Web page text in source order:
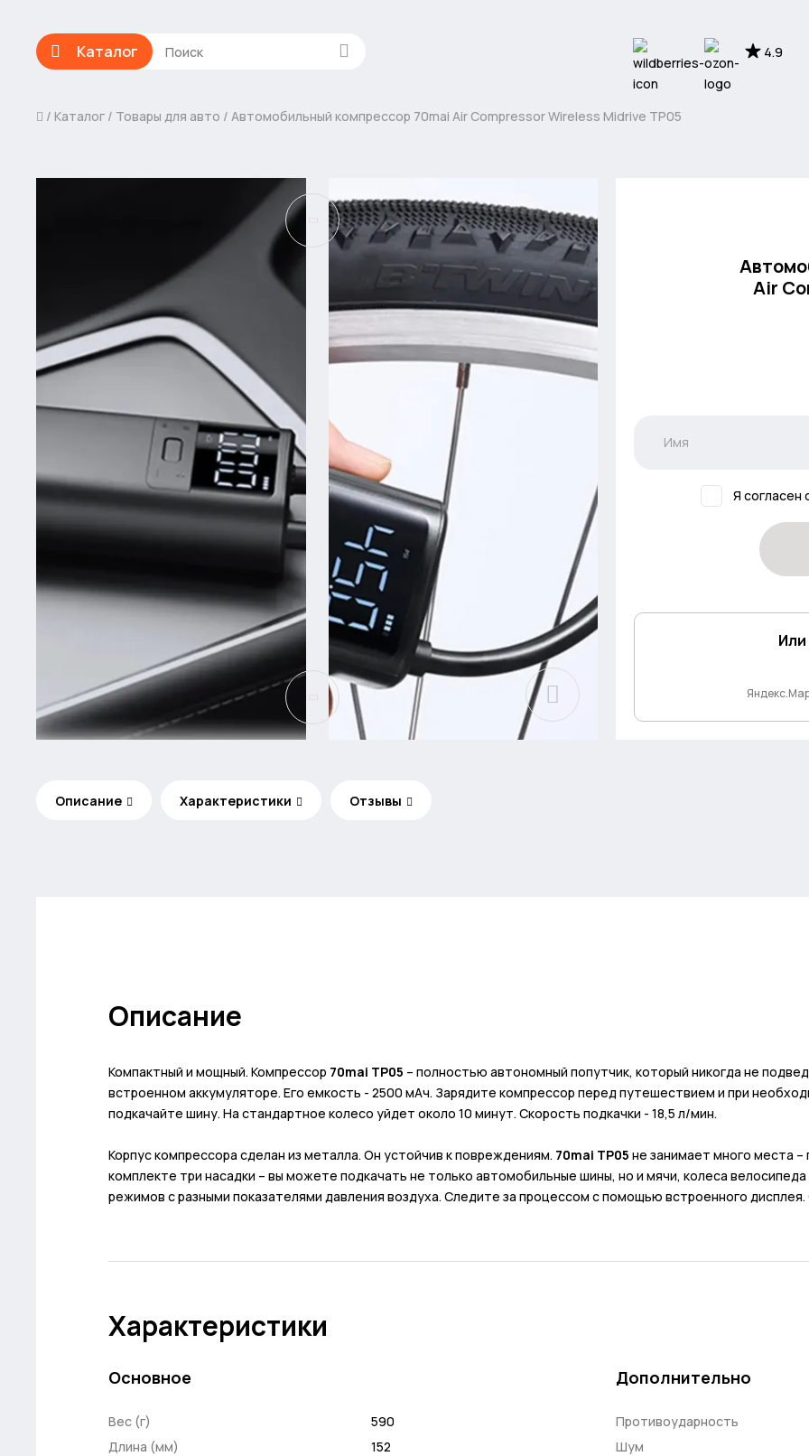
Каталог 4.9
Каталог Товары для авто Автомобильный компрессор 70mai Air Compressor Wireless Midrive TP05
Air
Я согласен
Описание Характеристики Отзывы
Описание
Компактный и мощный. Компрессор 70mai TP05 – полностью автономный попутчик, который никогда не
встроенном аккумуляторе. Его емкость - 2500 мАч. Зарядите компрессор перед путешествием и при
подкачайте шину. На стандартное колесо уйдет около 10 минут. Скорость подкачки - 18,5 л/мин.
Корпус компрессора сделан из металла. Он устойчив к повреждениям. 70mai TP05 не занимает много места
комплекте три насадки – вы можете подкачать не только автомобильные шины, но и мячи, колеса
режимов с разными показателями давления воздуха. Следите за процессом с помощью встроенного
Характеристики
Основное
Вес (г)
590
Длина (мм)
152
Дополнительно
Противоударность
Шум